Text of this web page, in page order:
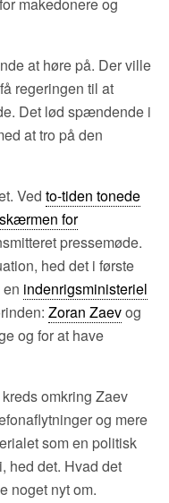
at høre på. Der ville
regeringen til at
Det lød spændende i
at tro på den
Ved to-tiden tonede
for
pressemøde.
hed det i første
indenrigsministeriel
Zoran Zaevog
og for at have
omkring Zaev
og mere
som en politisk
hed det. Hvad det
noget nyt om.